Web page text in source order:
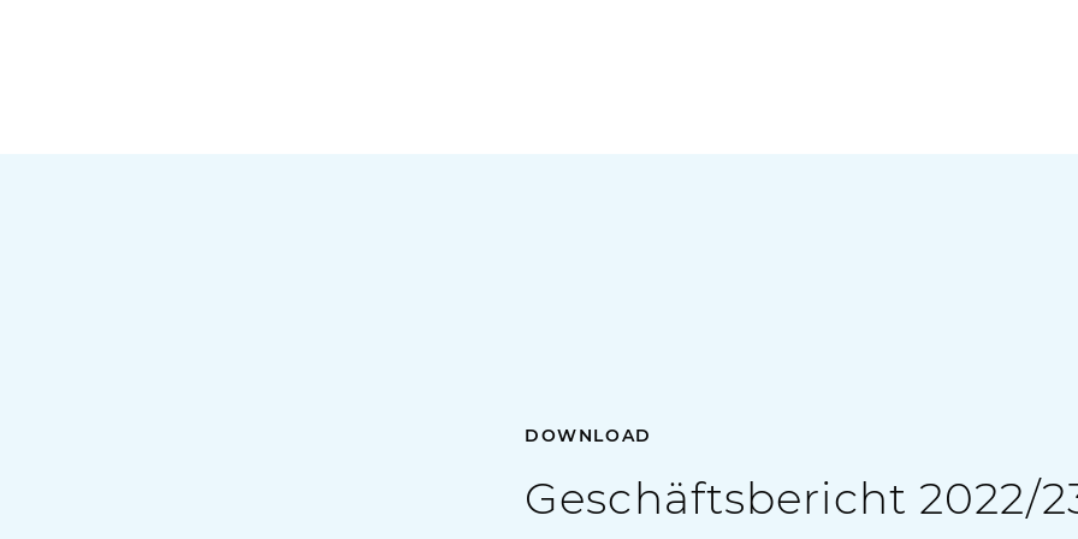
DOWNLOAD
Geschäftsbericht 2022/